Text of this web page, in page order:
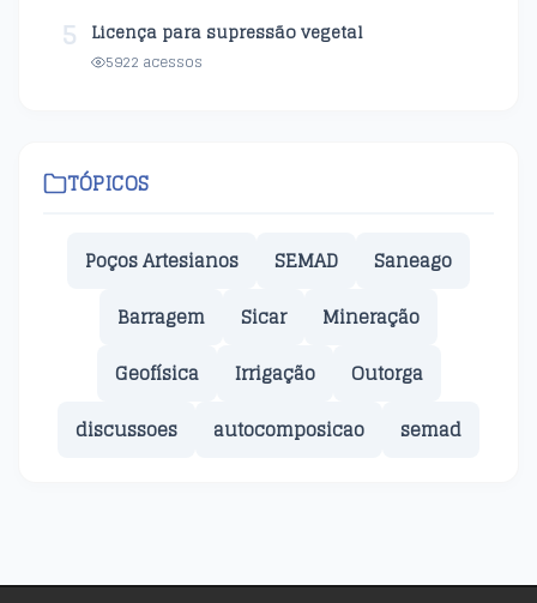
5 Licença para supressão vegetal
5922 acessos
TÓPICOS
Poços Artesianos SEMAD
Saneago
Barragem
Sicar
Mineração
Geofísica
Irrigação
Outorga
discussoes
autocomposicao semad